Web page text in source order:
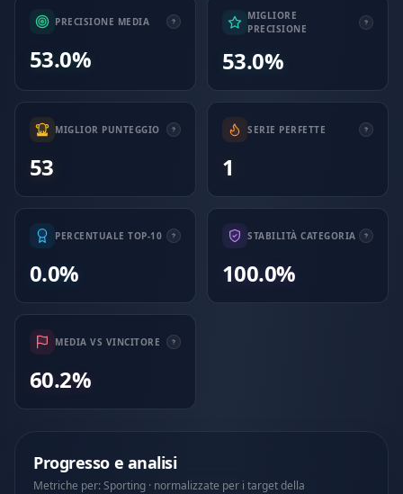
PRECISIONE MEDIA
53.0%
MIGLIORE
PRECISIONE
53.0%
MIGLIOR PUNTEGGIO
53
SERIE PERFETTE
1
PERCENTUALE TOP-10
0.0%
STABILITÀ CATEGORIA
100.0%
MEDIA VS VINCITORE
60.2%
Progresso e analisi
Metriche per: Sporting · normalizzate per i target della